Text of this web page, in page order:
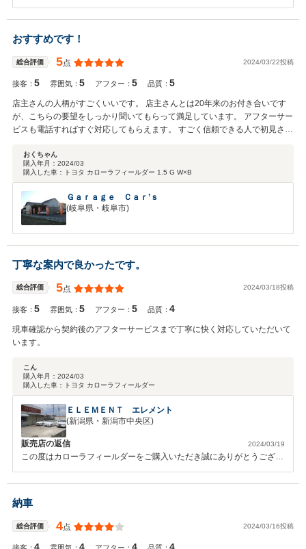
した。 その後お車の調子はいかがでしょうか。 これからも長いお付き
合いをよろしくお願いいたします。
おすすめです！
総合評価 5点 2024/03/22投稿
接客：5 雰囲気：5 アフター：5 品質：5
店主さんの人柄がすごくいいです。 店主さんとは20年来のお付き合いです
が、こちらの要望をしっかり聞いてもらって満足しています。 アフターサー
ビスも電話すればすぐ対応してもらえます。 すごく信頼できる人で初見さん
おくちゃん
購入年月： 2024/03
購入した車：
トヨタ カローラフィールダー 1.5 G W×B
Ｇａｒａｇｅ Ｃａｒ’ｓ
(岐阜県・岐阜市)
丁寧な案内で良かったです。
総合評価 5点 2024/03/18投稿
接客：5 雰囲気：5 アフター：5 品質：4
現車確認から契約後のアフターサービスまで丁寧に快く対応していただいて
います。
こん
購入年月： 2024/03
購入した車：
トヨタ カローラフィールダー
ＥＬＥＭＥＮＴ エレメント
(新潟県・新潟市中央区)
販売店の返信 2024/03/19
この度はカローラフィールダーをご購入いただき誠にありがとうござい
ます。 気になる点や不具合がありましたら、いつでもご連絡くださ
い。 今後ともよろしくお願いいたします。
納車
総合評価 4点 2024/03/16投稿